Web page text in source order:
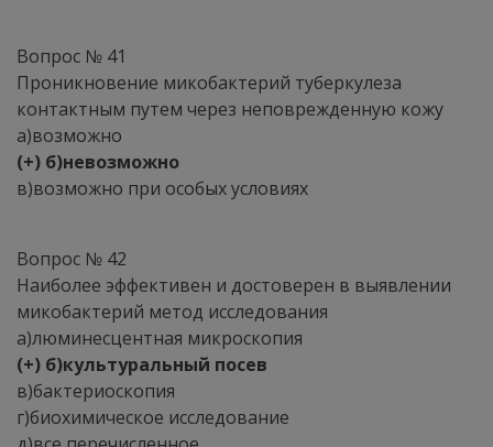
Вопрос № 41
Проникновение микобактерий туберкулеза
контактным путем через неповрежденную кожу
а)возможно
(+) б)невозможно
в)возможно при особых условиях
Вопрос № 42
Наиболее эффективен и достоверен в выявлении
микобактерий метод исследования
а)люминесцентная микроскопия
(+) б)культуральный посев
в)бактериоскопия
г)биохимическое исследование